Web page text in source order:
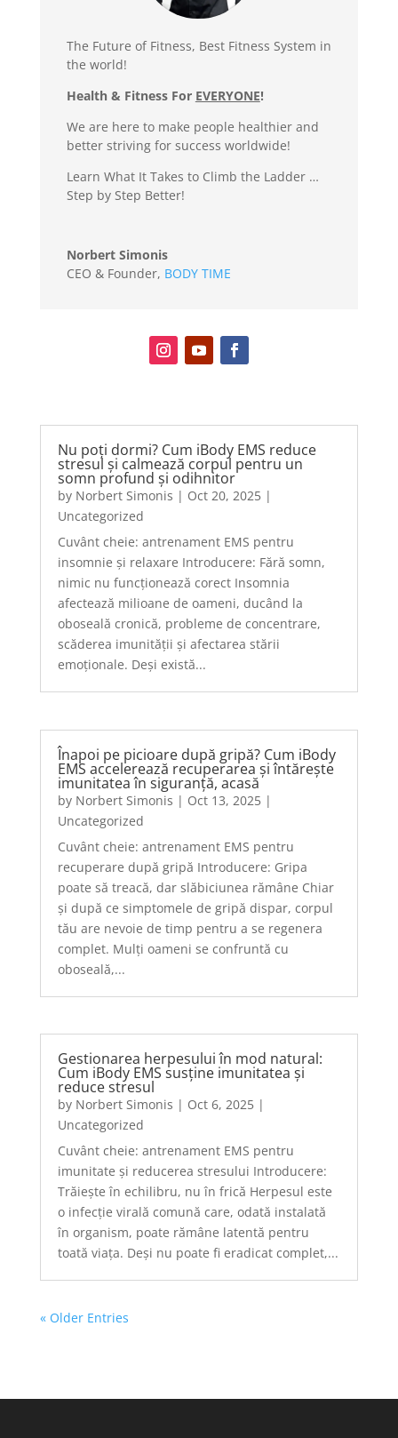
The Future of Fitness, Best Fitness System in
the world!
Health & Fitness For EVERYONE!
We are here to make people healthier and
better striving for success worldwide!
Learn What It Takes to Climb the Ladder …
Step by Step Better!
Norbert Simonis
CEO & Founder, BODY TIME
Nu poți dormi? Cum iBody EMS reduce
stresul și calmează corpul pentru un
somn profund și odihnitor
by Norbert Simonis | Oct 20, 2025|
Uncategorized
Cuvânt cheie: antrenament EMS pentru
insomnie și relaxare Introducere: Fără somn,
nimic nu funcționează corect Insomnia
afectează milioane de oameni, ducând la
oboseală cronică, probleme de concentrare,
scăderea imunității și afectarea stării
emoționale. Deși există...
Înapoi pe picioare după gripă? Cum iBody
EMS accelerează recuperarea și întărește
imunitatea în siguranță, acasă
by Norbert Simonis | Oct 13, 2025|
Uncategorized
Cuvânt cheie: antrenament EMS pentru
recuperare după gripă Introducere: Gripa
poate să treacă, dar slăbiciunea rămâne Chiar
și după ce simptomele de gripă dispar, corpul
tău are nevoie de timp pentru a se regenera
complet. Mulți oameni se confruntă cu
oboseală,...
Gestionarea herpesului în mod natural:
Cum iBody EMS susține imunitatea și
reduce stresul
by Norbert Simonis | Oct 6, 2025|
Uncategorized
Cuvânt cheie: antrenament EMS pentru
imunitate și reducerea stresului Introducere:
Trăiește în echilibru, nu în frică Herpesul este
o infecție virală comună care, odată instalată
în organism, poate rămâne latentă pentru
toată viața. Deși nu poate fi eradicat complet,...
« Older Entries